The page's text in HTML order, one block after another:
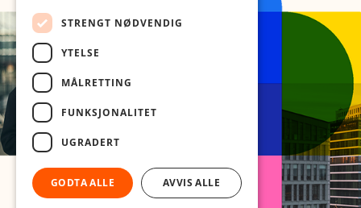
STRENGT NØDVENDIG
YTELSE
MÅLRETTING
FUNKSJONALITET
UGRADERT
GODTA ALLE AVVIS ALLE